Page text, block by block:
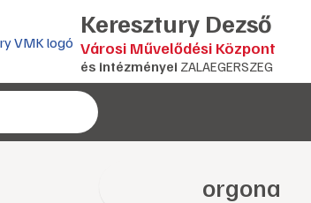
Keresztury Dezső
Városi Művelődési Központ
és intézményei ZALAEGERSZEG
orgona